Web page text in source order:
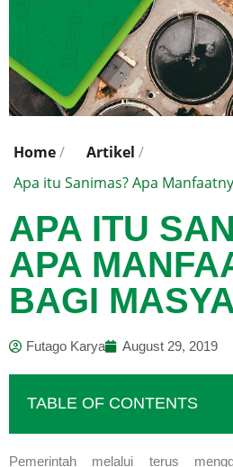
Home/ Artikel /
Apa itu Sanimas? Apa
APA ITU
APA
BAGI
Futago Karya August 29, 2019
TABLE OF CONTENTS
Pemerintah melalui terus